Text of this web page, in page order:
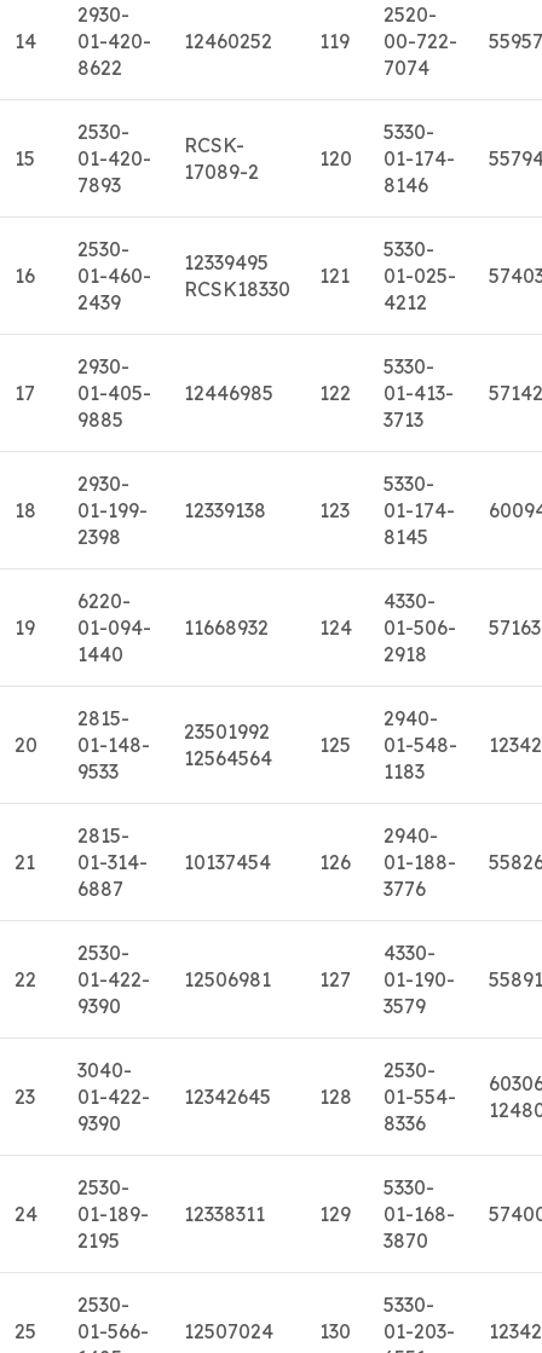
14
2930-
01-420-
8622
12460252 119
2520-
00-722-
7074
15
2530-
01-420-
7893
RCSK-
17089-2
120
5330-
01-174-
8146
16
2530-
01-460-
2439
12339495
RCSK18330
121
5330-
01-025-
4212
17
2930-
01-405-
9885
12446985 122
5330-
01-413-
3713
18
2930-
01-199-
2398
12339138 123
5330-
01-174-
8145
19
6220-
01-094-
1440
11668932 124
4330-
01-506-
2918
20
2815-
01-148-
9533
23501992
12564564
125
2940-
01-548-
1183
21
2815-
01-314-
6887
10137454 126
2940-
01-188-
3776
22
2530-
01-422-
9390
12506981 127
4330-
01-190-
3579
23
3040-
01-422-
9390
12342645 128
2530-
01-554-
8336
24
2530-
01-189-
2195
12338311 129
5330-
01-168-
3870
25
2530-
01-566-
12507024 130
5330-
01-203-